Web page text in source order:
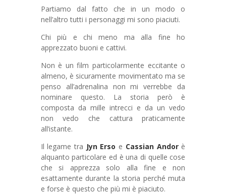
Partiamo dal fatto che in un modo o
nell’altro tutti i personaggi mi sono piaciuti.
Chi più e chi meno ma alla fine ho
apprezzato buoni e cattivi.
Non è un film particolarmente eccitante o
almeno, è sicuramente movimentato ma se
penso all’adrenalina non mi verrebbe da
nominare questo. La storia però è
composta da mille intrecci e da un vedo
non vedo che cattura praticamente
all’istante.
Il legame tra Jyn Erso e Cassian Andorè
alquanto particolare ed è una di quelle cose
che si apprezza solo alla fine e non
esattamente durante la storia perché muta
e forse è questo che più mi è piaciuto.